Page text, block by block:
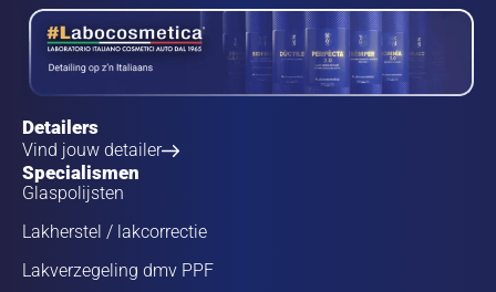
Detailers
Vind jouw detailer
Specialismen
Glaspolijsten
Lakherstel / lakcorrectie
Lakverzegeling dmv PPF